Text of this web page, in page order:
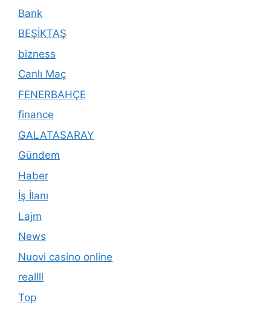
Bank
BEŞİKTAŞ
bizness
Canlı Maç
FENERBAHÇE
finance
GALATASARAY
Gündem
Haber
İş İlanı
Lajm
News
Nuovi casino online
reallll
Top